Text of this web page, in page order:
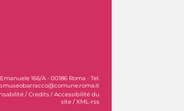
166/A - 00186 Roma - Tel.
/ Credits / Accessibilité du
site / XML-rss